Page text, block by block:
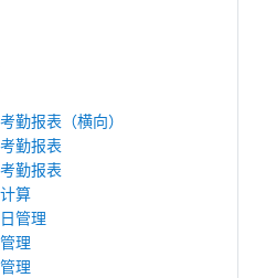
勤报表（横向）
勤报表
勤报表
算
管理
理
理